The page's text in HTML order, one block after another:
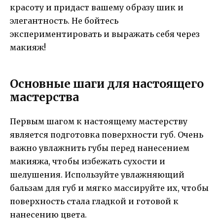
красоту и придаст вашему образу шик и
элегантность. Не бойтесь
экспериментировать и выражать себя через
макияж!
Основные шаги для настоящего
мастерства
Первым шагом к настоящему мастерству
является подготовка поверхности губ. Очень
важно увлажнить губы перед нанесением
макияжа, чтобы избежать сухости и
шелушения. Используйте увлажняющий
бальзам для губ и мягко массируйте их, чтобы
поверхность стала гладкой и готовой к
нанесению цвета.